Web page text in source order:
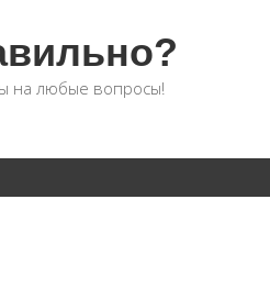
на любые вопросы!